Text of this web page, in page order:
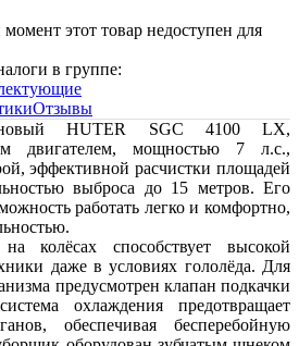
этот товар недоступен для
в группе:
Отзывы
HUTER SGC 4100 LX,
двигателем, мощностью 7 л.с.,
эффективной расчистки площадей
выброса до 15 метров. Его
работать легко и комфортно,
колёсах способствует высокой
даже в условиях гололёда. Для
предусмотрен клапан подкачки
охлаждения предотвращает
обеспечивая бесперебойную